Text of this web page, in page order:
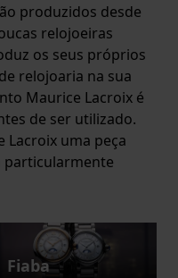
produzidos desde
relojoeiras
os seus próprios
relojoaria na sua
Maurice Lacroix é
de ser utilizado.
uma peça
particularmente
Fiaba